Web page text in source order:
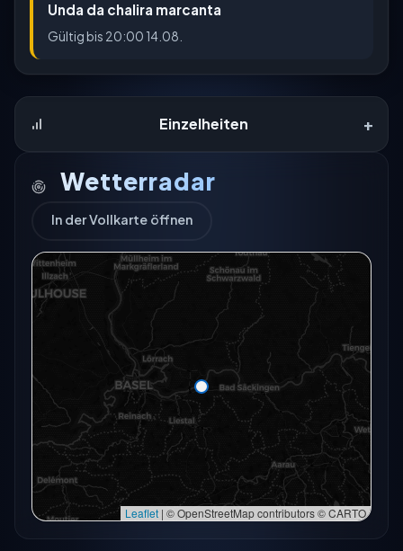
Unda da chalira marcanta
Gültig bis 20:00 14.08.
Einzelheiten +
Wetterradar
In der Vollkarte öffnen
Das Radar für diesen Ort konnte gerade nicht
geladen werden.
In der Vollkarte öffnen
Erneut versuchen
In der Vollkarte öffnen →
Leaflet | © OpenStreetMap contributors © CARTO